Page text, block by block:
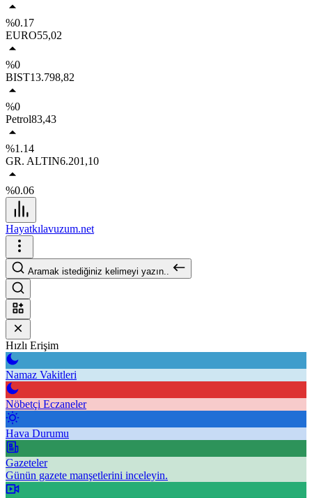
%0.17
EURO55,02
%0
BIST13.798,82
%0
Petrol83,43
%1.14
GR. ALTIN6.201,10
%0.06
Hayatkılavuzum.net
Aramak istediğiniz kelimeyi yazın..
Hızlı Erişim
Namaz Vakitleri
Nöbetçi Eczaneler
Hava Durumu
Gazeteler
Günün gazete manşetlerini inceleyin.